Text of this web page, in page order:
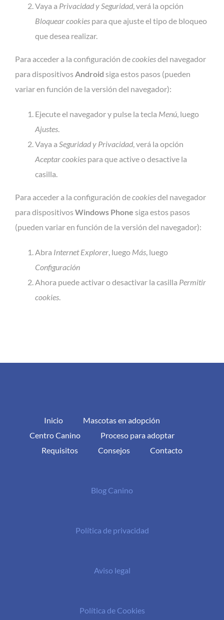
Vaya a Privacidad y Seguridad, verá la opción
Bloquear cookies para que ajuste el tipo de bloqueo
que desea realizar.
Para acceder a la configuración decookiesdel navegador
para dispositivos Android siga estos pasos (pueden
variar en función de la versión del navegador):
Ejecute el navegador y pulse la tecla Menú, luego
Ajustes.
Vaya a Seguridad y Privacidad, verá la opción
Aceptar cookies para que active o desactive la
casilla.
Para acceder a la configuración decookiesdel navegador
para dispositivos Windows Phone siga estos pasos
(pueden variar en función de la versión del navegador):
Abra Internet Explorer, luego Más, luego
Configuración
Ahora puede activar o desactivar la casilla Permitir
cookies.
Inicio
Mascotas en adopción
Centro Canino
Proceso para adoptar
Requisitos
Consejos Contacto
Blog Canino
Política de privacidad
Aviso legal
Política de Cookies